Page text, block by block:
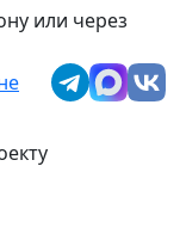
или через